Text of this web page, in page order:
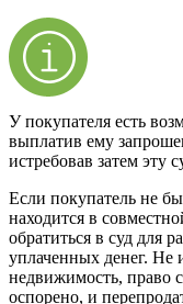
У покупателя есть
выплатив ему
истребовав затем эту
Если покупатель не
находится в
обратиться в суд для
уплаченных денег. Не
недвижимость, право
оспорено, и